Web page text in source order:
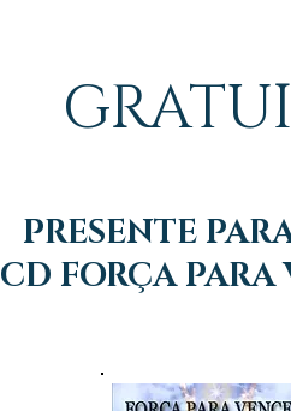
PRESENTE
CD FORÇA PARA